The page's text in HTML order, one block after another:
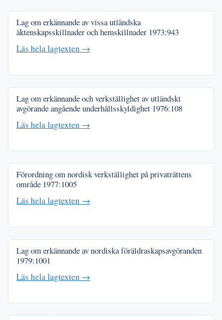
Lag om erkännande av vissa utländska
äktenskapsskillnader och hemskillnader 1973:943
Läs hela lagtexten →
Lag om erkännande och verkställighet av utländskt
avgörande angående underhållsskyldighet 1976:108
Läs hela lagtexten →
Förordning om nordisk verkställighet på privaträttens
område 1977:1005
Läs hela lagtexten →
Lag om erkännande av nordiska föräldraskapsavgöranden
1979:1001
Läs hela lagtexten →